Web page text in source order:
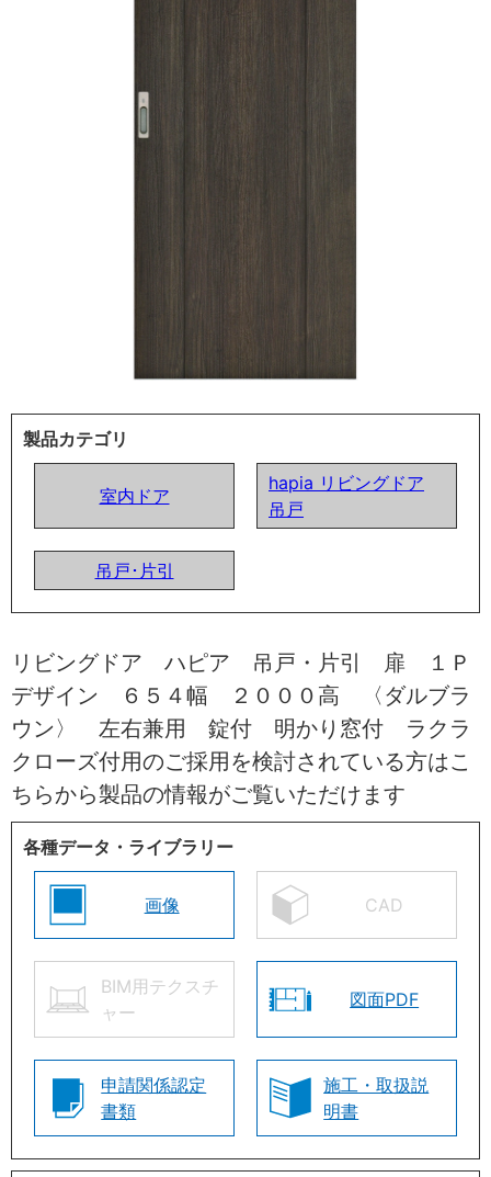
製品カテゴリ
室内ドア
hapia リビングドア
吊戸
吊戸･片引
リビングドア ハピア 吊戸・片引 扉 １Ｐ
デザイン ６５４幅 ２０００高 〈ダルブラ
ウン〉 左右兼用 錠付 明かり窓付 ラクラ
クローズ付用のご採用を検討されている方はこ
ちらから製品の情報がご覧いただけます
各種データ・ライブラリー
画像 CAD
BIM用テクスチ
ャー
図面PDF
申請関係認定
書類
施工・取扱説
明書